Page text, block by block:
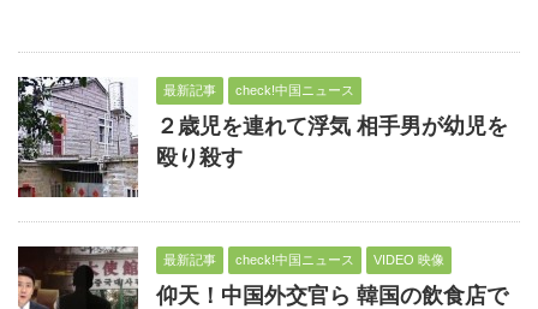
最新記事 check!中国ニュース
２歳児を連れて浮気 相手男が幼児を
殴り殺す
最新記事 check!中国ニュース VIDEO 映像
仰天！中国外交官ら 韓国の飲食店で